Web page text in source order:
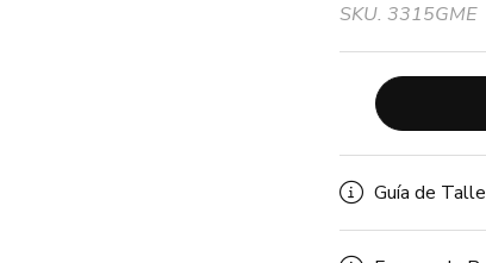
SKU. 3315GME
Guía de